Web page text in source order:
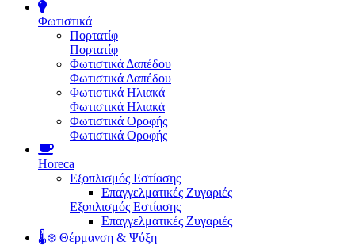
Φωτιστικά
Πορτατίφ
Πορτατίφ
Φωτιστικά Δαπέδου
Φωτιστικά Δαπέδου
Φωτιστικά Ηλιακά
Φωτιστικά Ηλιακά
Φωτιστικά Οροφής
Φωτιστικά Οροφής
Horeca
Εξοπλισμός Εστίασης
Επαγγελματικές Ζυγαριές
Εξοπλισμός Εστίασης
Επαγγελματικές Ζυγαριές
🌡️❄️ Θέρμανση & Ψύξη